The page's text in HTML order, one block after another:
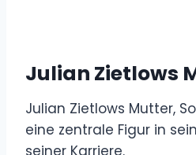
Julian Zietlows
Julian Zietlows Mutter,
eine zentrale Figur in
seiner Karriere.